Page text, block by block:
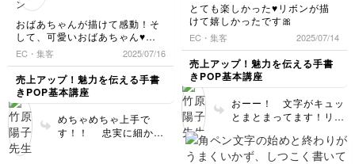
おばあちゃんが描けて感動！そ
して、可愛いおばあちゃん♥️メ
ガネの中を塗るか塗らないか迷
っています。先生ならどうされ
ますか？
初めてコピックを使いました。
やさしい発色でいいですね。い
ろいろな色が欲しくなりました
(*´˘`*)♡
外側を太く描くこと、「いいこ
とを習った」とホクホクです。
EC・集客 2025/07/16
売上アップ！魅力を伝える手書
きPOP基本講座
めちゃめちゃ上手で
す！！ 忠実に細かく
とても楽しかった♥️リボンが描
けて嬉しかったです🎀
EC・集客 2025/07/14
売上アップ！魅力を伝える手書
きPOP基本講座
おーー！ 文字がキュッ
とまとまってます！リボ
線の使い分けもできてて
すごく上手✨「本日のラ